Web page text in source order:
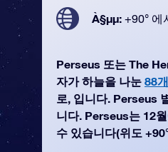
À§µµ: +90° 에
Perseus 또는 The
자가 하늘을 나눈 88
로, 입니다. Perseus
니다. Perseus는 12
수 있습니다(위도